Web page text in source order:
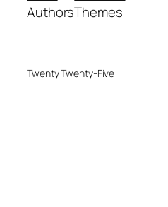
AuthorsThemes
Twenty Twenty-Five